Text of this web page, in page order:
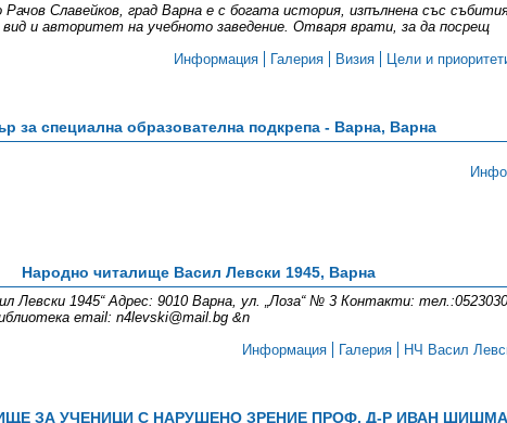
Славейков, град Варна е с богата история, изпълнена със
вид и авторитет на учебното заведение. Отваря врати, за да посрещ
Информация
Галерия Визия Цели и
за специална образователна подкрепа - Варна, Варна
Народно читалище Васил Левски 1945, Варна
Левски 1945“ Адрес: 9010 Варна, ул. „Лоза“ № 3 Контакти:
email: n4levski@mail.bg &n
Информация
Галерия НЧ Васил
ЗА УЧЕНИЦИ С НАРУШЕНО ЗРЕНИЕ ПРОФ. Д-Р ИВАН